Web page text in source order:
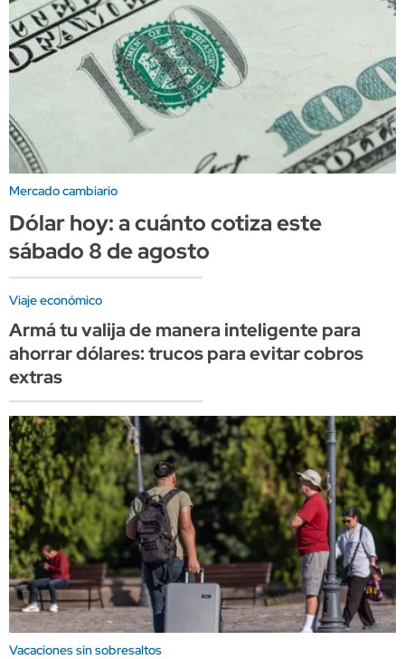
Mercado cambiario
Dólar hoy: a cuánto cotiza este
sábado 8 de agosto
Viaje económico
Armá tu valija de manera inteligente para
ahorrar dólares: trucos para evitar cobros
extras
Vacaciones sin sobresaltos